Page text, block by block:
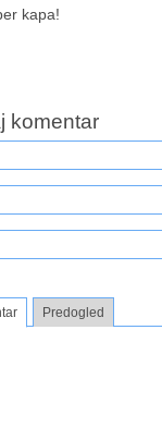
kapa!
komentar
Predogled